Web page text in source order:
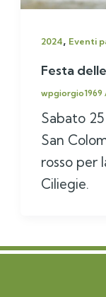
2024, Eventi
Festa
wpgiorgio1969
Sabato
San
rosso per
Ciliegie.